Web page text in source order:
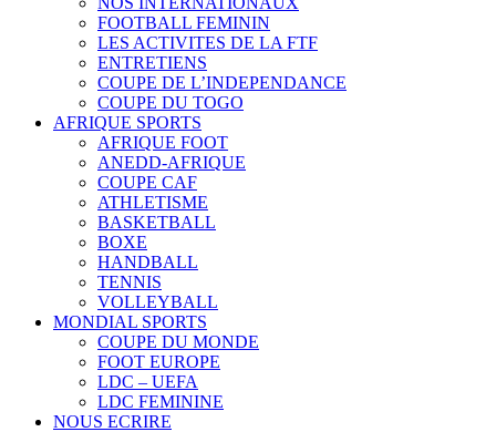
FOOTBALL FEMININ
LES ACTIVITES DE LA FTF
ENTRETIENS
COUPE DE L’INDEPENDANCE
COUPE DU TOGO
AFRIQUE SPORTS
AFRIQUE FOOT
ANEDD-AFRIQUE
COUPE CAF
ATHLETISME
BASKETBALL
BOXE
HANDBALL
TENNIS
VOLLEYBALL
MONDIAL SPORTS
COUPE DU MONDE
FOOT EUROPE
LDC – UEFA
LDC FEMININE
NOUS ECRIRE